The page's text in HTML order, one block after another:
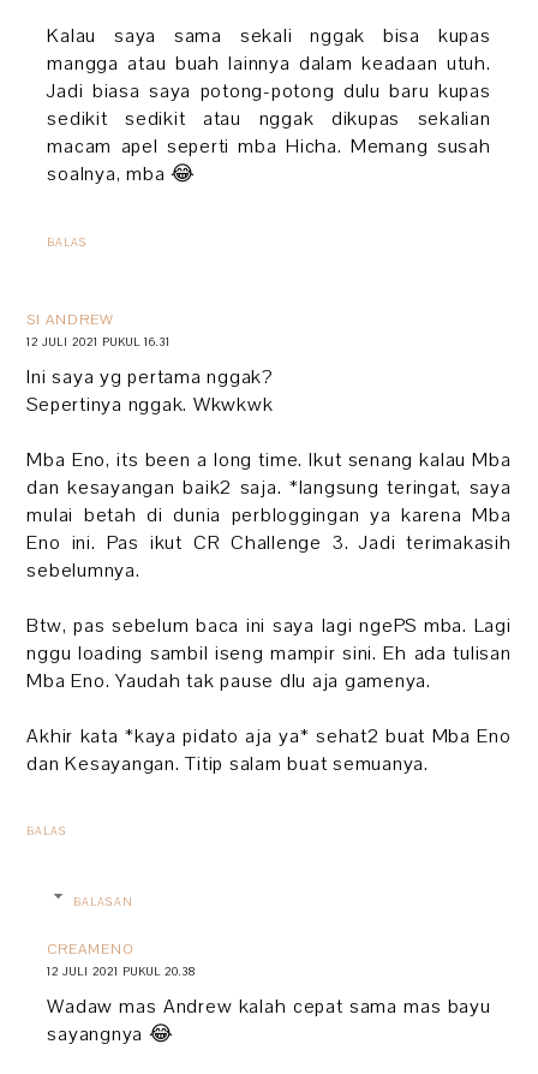
Kalau saya sama sekali nggak bisa kupas
mangga atau buah lainnya dalam keadaan utuh.
Jadi biasa saya potong-potong dulu baru kupas
sedikit sedikit atau nggak dikupas sekalian
macam apel seperti mba Hicha. Memang susah
soalnya, mba 😂
BALAS
SI ANDREW
12 JULI 2021 PUKUL 16.31
Ini saya yg pertama nggak?
Sepertinya nggak. Wkwkwk
Mba Eno, its been a long time. Ikut senang kalau Mba
dan kesayangan baik2 saja. *langsung teringat, saya
mulai betah di dunia perbloggingan ya karena Mba
Eno ini. Pas ikut CR Challenge 3. Jadi terimakasih
sebelumnya.
Btw, pas sebelum baca ini saya lagi ngePS mba. Lagi
nggu loading sambil iseng mampir sini. Eh ada tulisan
Mba Eno. Yaudah tak pause dlu aja gamenya.
Akhir kata *kaya pidato aja ya* sehat2 buat Mba Eno
dan Kesayangan. Titip salam buat semuanya.
BALAS
BALASAN
CREAMENO
12 JULI 2021 PUKUL 20.38
Wadaw mas Andrew kalah cepat sama mas bayu
sayangnya 😂